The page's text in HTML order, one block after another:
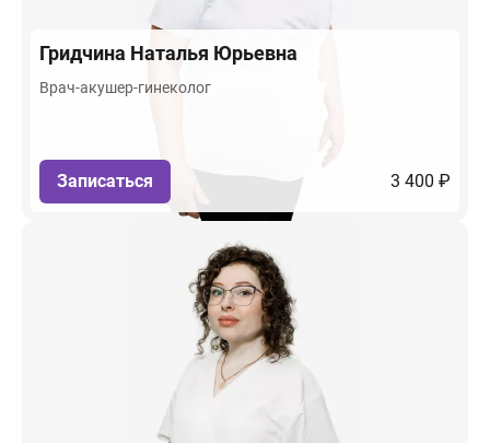
Гридчина Наталья Юрьевна
Врач-акушер-гинеколог
Записаться 3 400 ₽